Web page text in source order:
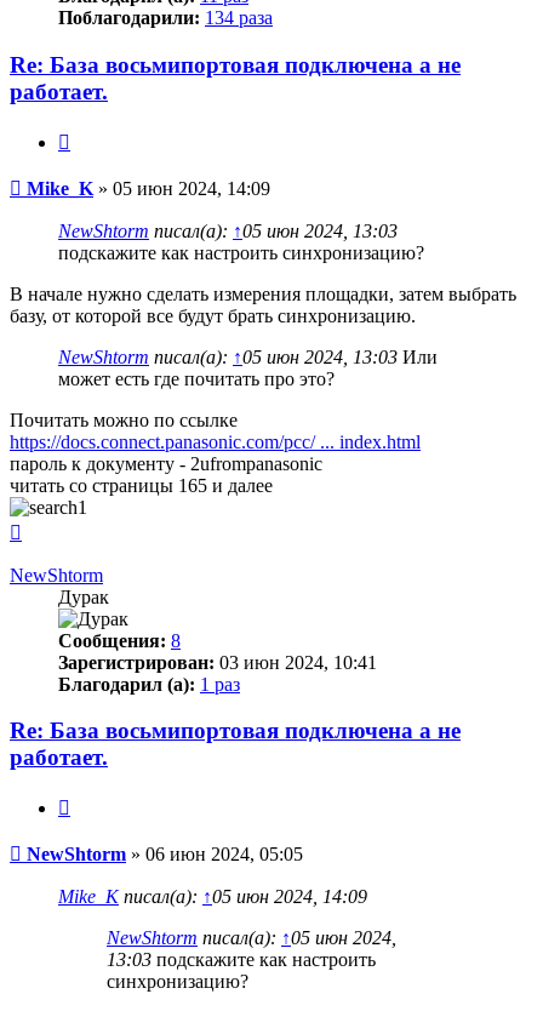
Поблагодарили: 134 раза
Re: База восьмипортовая подключена а не
работает.
Сообщение
Mike_K » 05 июн 2024, 14:09
NewShtorm писал(а): ↑05 июн 2024, 13:03
подскажите как настроить синхронизацию?
В начале нужно сделать измерения площадки, затем выбрать
базу, от которой все будут брать синхронизацию.
NewShtorm писал(а): ↑05 июн 2024, 13:03 Или
может есть где почитать про это?
Почитать можно по ссылке
https://docs.connect.panasonic.com/pcc/ ... index.html
пароль к документу - 2ufrompanasonic
читать со страницы 165 и далее
началу
NewShtorm
Дурак
Сообщения: 8
Зарегистрирован: 03 июн 2024, 10:41
Благодарил (а): 1 раз
Re: База восьмипортовая подключена а не
работает.
Сообщение
NewShtorm » 06 июн 2024, 05:05
Mike_Kписал(а): ↑05 июн 2024, 14:09
NewShtorm писал(а): ↑05 июн 2024,
13:03 подскажите как настроить
синхронизацию?